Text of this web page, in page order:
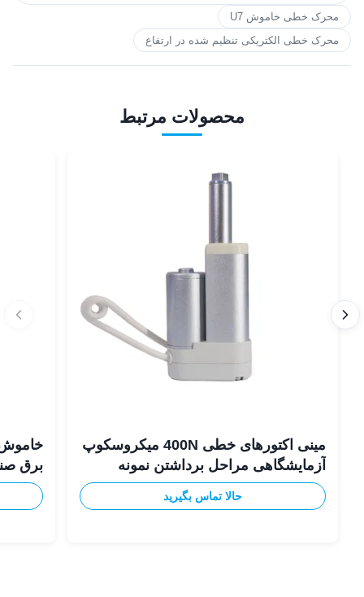
محرک خطی خاموش U7
محرک خطی الکتریکی تنظیم شده در ارتفاع
محصولات مرتبط
مینی اکتورهای خطی 400N میکروسکوپ
آزمایشگاهی مراحل برداشتن نمونه
حالا تماس بگیرید
برق